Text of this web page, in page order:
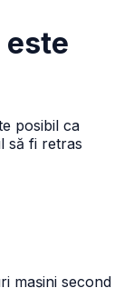
este
posibil ca
să fi retras
mașini second